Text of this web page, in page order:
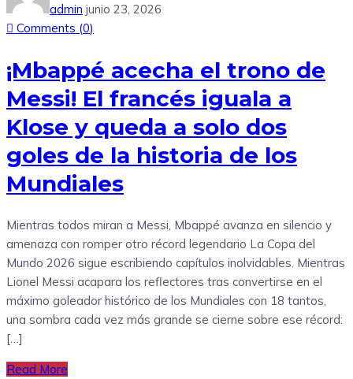
admin junio 23, 2026
Comments (0)
¡Mbappé acecha el trono de
Messi! El francés iguala a
Klose y queda a solo dos
goles de la historia de los
Mundiales
Mientras todos miran a Messi, Mbappé avanza en silencio y
amenaza con romper otro récord legendario La Copa del
Mundo 2026 sigue escribiendo capítulos inolvidables. Mientras
Lionel Messi acapara los reflectores tras convertirse en el
máximo goleador histórico de los Mundiales con 18 tantos,
una sombra cada vez más grande se cierne sobre ese récord:
[…]
Read More